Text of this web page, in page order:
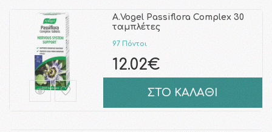
A.Vogel Passiflora Complex 30
ταμπλέτες
97 Πόντοι
12.02€
ΣΤΟ ΚΑΛΑΘΙ